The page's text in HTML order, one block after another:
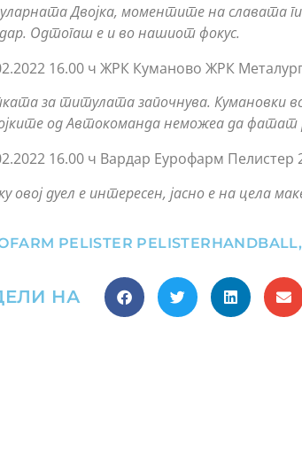
Двојка, моментите на славата
Одтогаш е и во нашиот фокус.
16.00 ч ЖРК Куманово ЖРК
за титулата започнува. Кумановки
од Автокоманда неможеа да фатат
16.00 ч Вардар Еурофарм Пелистер
овој дуел е интересен, јасно е на цела
PELISTER PELISTERHANDBALL,
НА